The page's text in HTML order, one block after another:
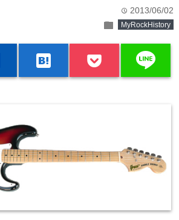
time 2013/06/02
folder MyRockHistory
hatenabookmark line